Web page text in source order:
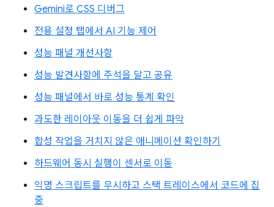
Gemini로 CSS 디버그
전용 설정 탭에서 AI 기능 제어
성능 패널 개선사항
성능 발견사항에 주석을 달고 공유
성능 패널에서 바로 성능 통계 확인
과도한 레이아웃 이동을 더 쉽게 파악
합성 작업을 거치지 않은 애니메이션 확인하기
하드웨어 동시 실행이 센서로 이동
익명 스크립트를 무시하고 스택 트레이스에서 코드에 집
중